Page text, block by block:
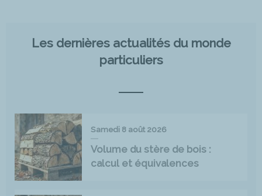
Les dernières actualités du monde
particuliers
Samedi 8 août 2026
Volume du stère de bois :
calcul et équivalences